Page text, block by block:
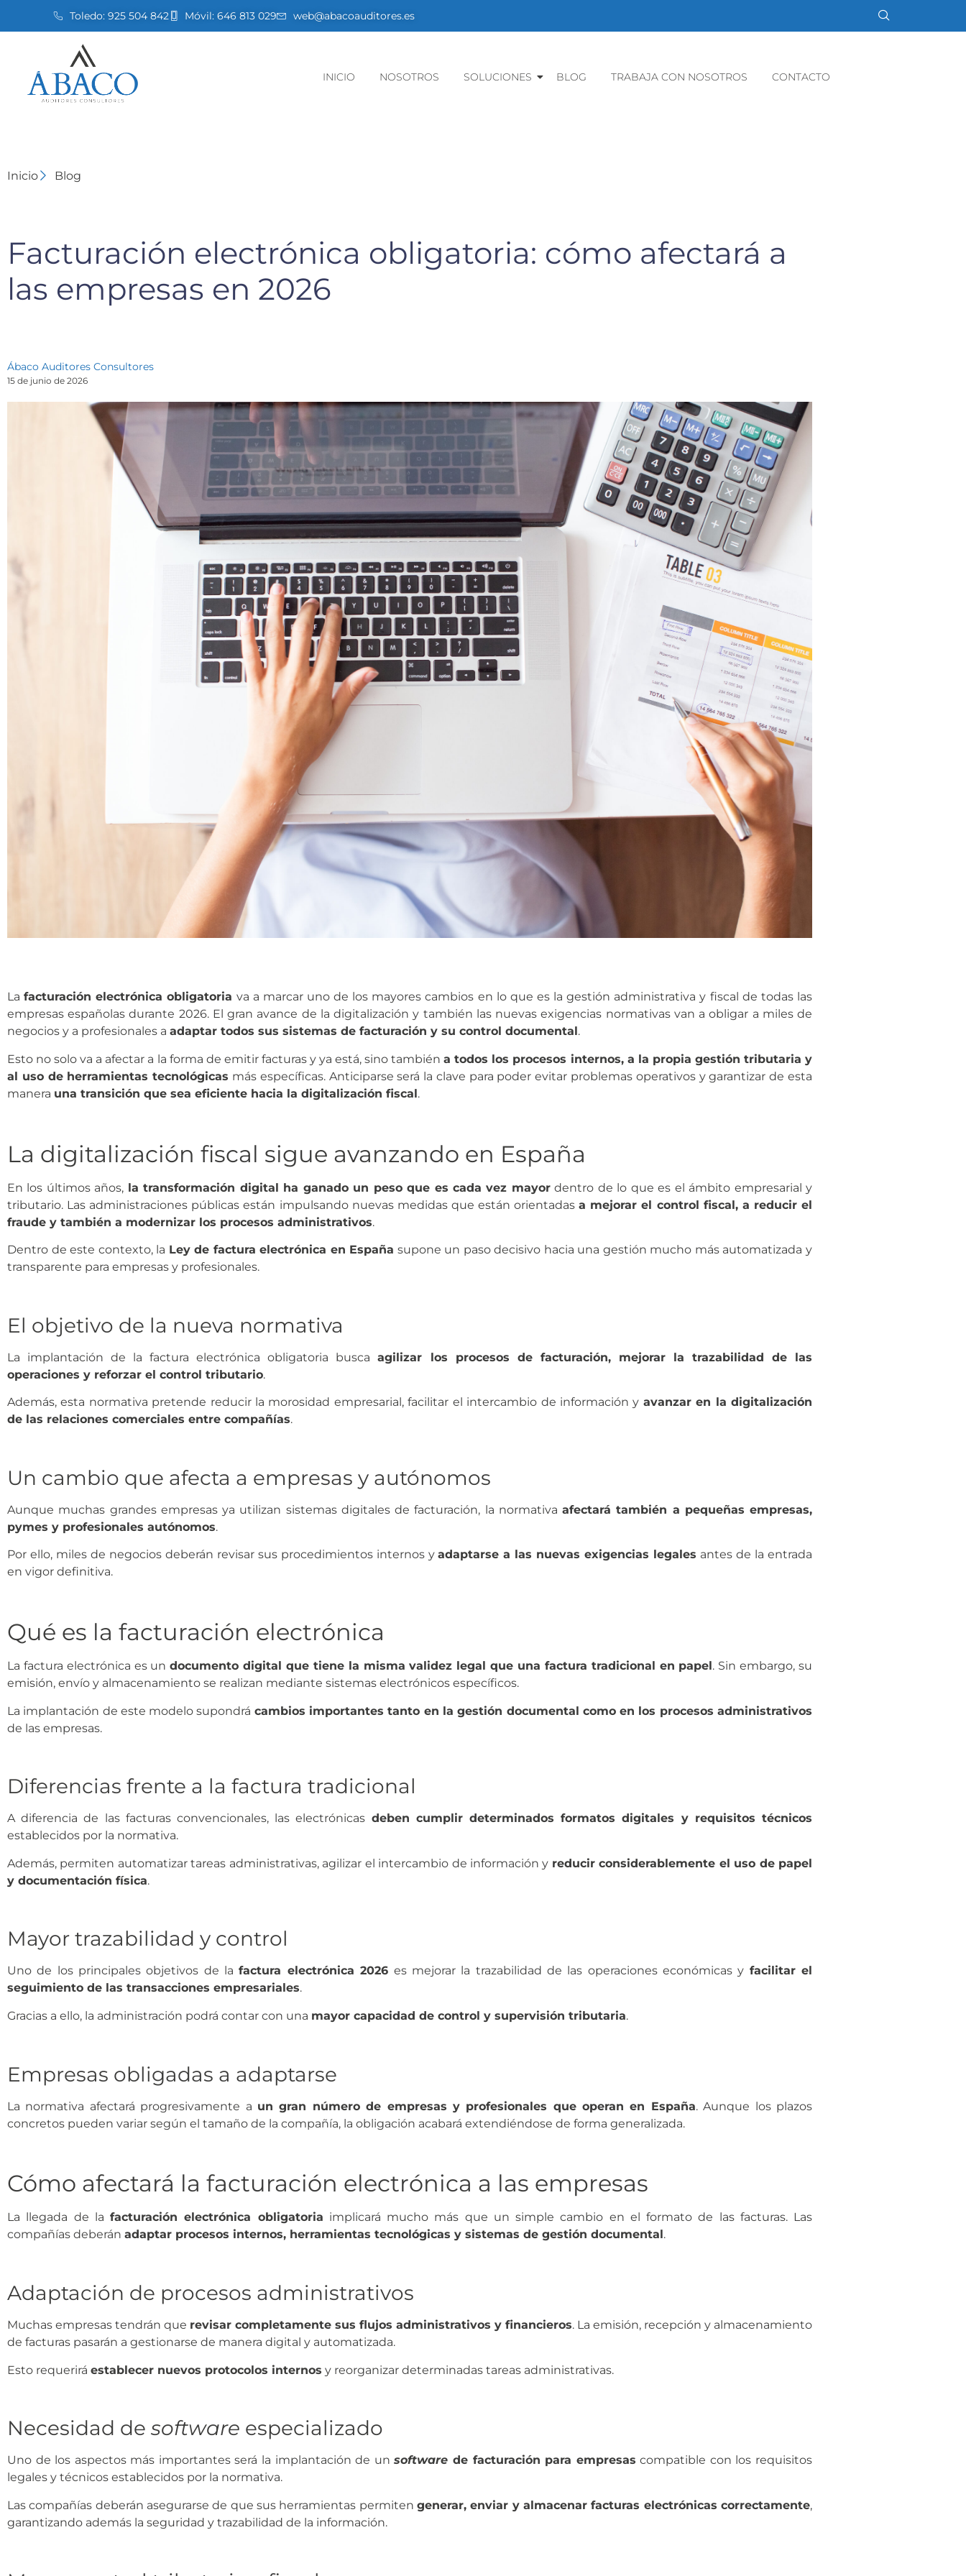
Toledo: 925 504 842 Móvil: 646 813 029 web@abacoauditores.es
INICIO NOSOTROS SOLUCIONES BLOG TRABAJA CON NOSOTROS CONTACTO
Inicio Blog
Facturación electrónica obligatoria: cómo afectará a
las empresas en 2026
Ábaco Auditores Consultores
15 de junio de 2026
Lafacturación electrónica obligatoria va a marcar uno de los mayores cambios en lo que es la gestión administrativa y fiscal de todas las
empresas españolas durante 2026. El gran avance de la digitalización y también las nuevas exigencias normativas van a obligar a miles de
negocios y a profesionales a adaptar todos sus sistemas de facturación y su control documental .
Esto no solo va a afectar a la forma de emitir facturas y ya está, sino tambiéna todos los procesos internos, a la propia gestión tributaria y
al uso de herramientas tecnológicas más específicas. Anticiparse será la clave para poder evitar problemas operativos y garantizar de esta
manera una transición que sea eficiente hacia la digitalización fiscal.
La digitalización fiscal sigue avanzando en España
En los últimos años, la transformación digital ha ganado un peso que es cada vez mayordentro de lo que es el ámbito empresarial y
tributario. Las administraciones públicas están impulsando nuevas medidas que están orientadasa mejorar el control fiscal, a reducir el
fraude y también a modernizar los procesos administrativos.
Dentro de este contexto, la Ley de factura electrónica en España supone un paso decisivo hacia una gestión mucho más automatizada y
transparente para empresas y profesionales.
El objetivo de la nueva normativa
La implantación de la factura electrónica obligatoria buscaagilizar los procesos de facturación, mejorar la trazabilidad de las
operaciones y reforzar el control tributario.
Además, esta normativa pretende reducir la morosidad empresarial, facilitar el intercambio de información y avanzar en la digitalización
de las relaciones comerciales entre compañías.
Un cambio que afecta a empresas y autónomos
Aunque muchas grandes empresas ya utilizan sistemas digitales de facturación, la normativa afectará también a pequeñas empresas,
pymes y profesionales autónomos.
Por ello, miles de negocios deberán revisar sus procedimientos internos yadaptarse a las nuevas exigencias legales antes de la entrada
en vigor definitiva.
Qué es la facturación electrónica
La factura electrónica es undocumento digital que tiene la misma validez legal que una factura tradicional en papel. Sin embargo, su
emisión, envío y almacenamiento se realizan mediante sistemas electrónicos específicos.
La implantación de este modelo supondrá cambios importantes tanto en la gestión documental como en los procesos administrativos
de las empresas.
Diferencias frente a la factura tradicional
A diferencia de las facturas convencionales, las electrónicas deben cumplir determinados formatos digitales y requisitos técnicos
establecidos por la normativa.
Además, permiten automatizar tareas administrativas, agilizar el intercambio de información y reducir considerablemente el uso de papel
y documentación física.
Mayor trazabilidad y control
Uno de los principales objetivos de lafactura electrónica 2026 es mejorar la trazabilidad de las operaciones económicas y facilitar el
seguimiento de las transacciones empresariales.
Gracias a ello, la administración podrá contar con una mayor capacidad de control y supervisión tributaria.
Empresas obligadas a adaptarse
La normativa afectará progresivamente a un gran número de empresas y profesionales que operan en España. Aunque los plazos
concretos pueden variar según el tamaño de la compañía, la obligación acabará extendiéndose de forma generalizada.
Cómo afectará la facturación electrónica a las empresas
La llegada de la facturación electrónica obligatoria implicará mucho más que un simple cambio en el formato de las facturas. Las
compañías deberán adaptar procesos internos, herramientas tecnológicas y sistemas de gestión documental .
Adaptación de procesos administrativos
Muchas empresas tendrán que revisar completamente sus flujos administrativos y financieros. La emisión, recepción y almacenamiento
de facturas pasarán a gestionarse de manera digital y automatizada.
Esto requerirá establecer nuevos protocolos internos y reorganizar determinadas tareas administrativas.
Necesidad de software especializado
Uno de los aspectos más importantes será la implantación de unsoftware de facturación para empresas compatible con los requisitos
legales y técnicos establecidos por la normativa.
Las compañías deberán asegurarse de que sus herramientas permiten generar, enviar y almacenar facturas electrónicas correctamente,
garantizando además la seguridad y trazabilidad de la información.